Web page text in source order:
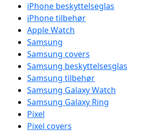
iPhone beskyttelseglas
iPhone tilbehør
Apple Watch
Samsung
Samsung covers
Samsung beskyttelsesglas
Samsung tilbehør
Samsung Galaxy Watch
Samsung Galaxy Ring
Pixel
Pixel covers